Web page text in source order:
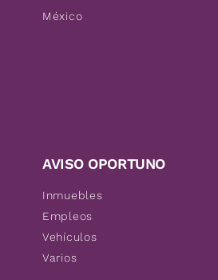
México
AVISO OPORTUNO
Inmuebles
Empleos
Vehículos
Varios